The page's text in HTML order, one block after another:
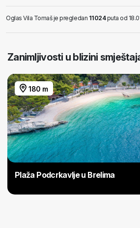
Oglas Vila Tomaš je pregledan 11024puta od
Zanimljivosti u blizini
180 m
Plaža Podcrkavlje u Brelima